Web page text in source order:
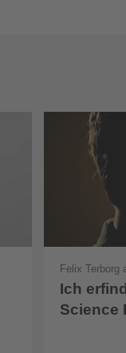
Felix Terborg
Ich
Science